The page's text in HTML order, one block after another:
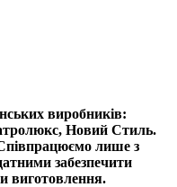
виробників:
Новий Стиль.
лише з
забезпечити
виготовлення.